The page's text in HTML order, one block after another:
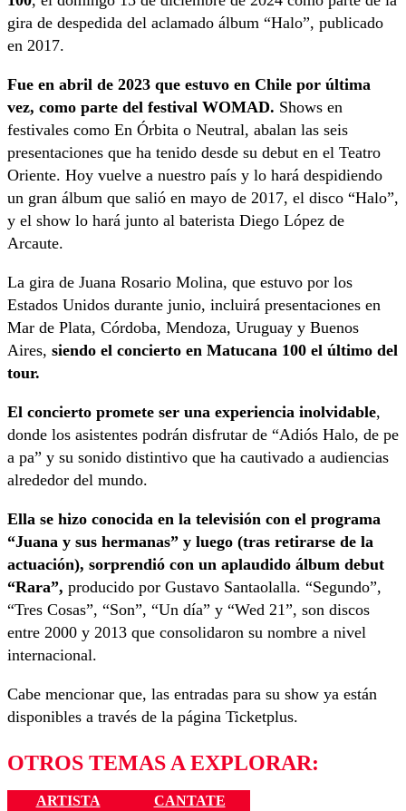
gira de despedida del aclamado álbum “Halo”, publicado
en 2017.
Fue en abril de 2023 que estuvo en Chile por última
vez, como parte del festival WOMAD. Shows en
festivales como En Órbita o Neutral, abalan las seis
presentaciones que ha tenido desde su debut en el Teatro
Oriente. Hoy vuelve a nuestro país y lo hará despidiendo
un gran álbum que salió en mayo de 2017, el disco “Halo”,
y el show lo hará junto al baterista Diego López de
Arcaute.
La gira de Juana Rosario Molina, que estuvo por los
Estados Unidos durante junio, incluirá presentaciones en
Mar de Plata, Córdoba, Mendoza, Uruguay y Buenos
Aires, siendo el concierto en Matucana 100 el último del
tour.
El concierto promete ser una experiencia inolvidable,
donde los asistentes podrán disfrutar de “Adiós Halo, de pe
a pa” y su sonido distintivo que ha cautivado a audiencias
alrededor del mundo.
Ella se hizo conocida en la televisión con el programa
“Juana y sus hermanas” y luego (tras retirarse de la
actuación), sorprendió con un aplaudido álbum debut
“Rara”, producido por Gustavo Santaolalla. “Segundo”,
“Tres Cosas”, “Son”, “Un día” y “Wed 21”, son discos
entre 2000 y 2013 que consolidaron su nombre a nivel
internacional.
Cabe mencionar que, las entradas para su show ya están
disponibles a través de la página Ticketplus.
OTROS TEMAS A EXPLORAR:
ARTISTA
CANTATE